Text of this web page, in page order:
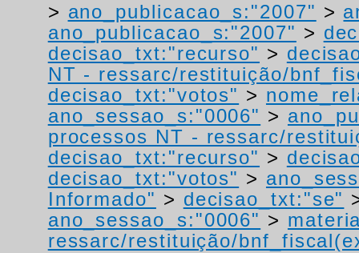
> ano_publicacao_s:"2007" >
ano_publicacao_s:"2007" >
decisao_txt:"recurso" >
NT - ressarc/restituição/
decisao_txt:"votos" >
ano_sessao_s:"0006" >
processos NT - ressarc/
decisao_txt:"recurso" >
decisao_txt:"votos" >
Informado" > decisao_txt:"se"
ano_sessao_s:"0006" >
ressarc/restituição/